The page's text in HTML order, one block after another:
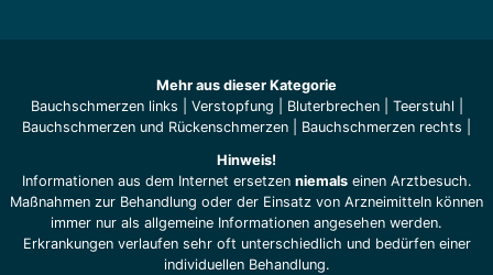
Mehr aus dieser Kategorie
Bauchschmerzen links
Verstopfung Bluterbrechen| Teerstuhl
Bauchschmerzen und Rückenschmerzen
Bauchschmerzen rechts
Hinweis!
Informationen aus dem Internet ersetzen niemalseinen Arztbesuch.
Maßnahmen zur Behandlung oder der Einsatz von Arzneimitteln können
immer nur als allgemeine Informationen angesehen werden.
Erkrankungen verlaufen sehr oft unterschiedlich und bedürfen einer
individuellen Behandlung.